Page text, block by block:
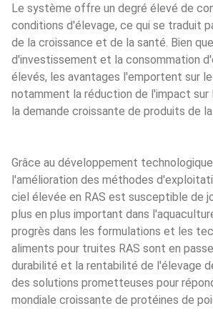
Le système offre un degré élevé de
conditions d'élevage, ce qui se traduit
de la croissance et de la santé. Bien
d'investissement et la consommation
élevés, les avantages l'emportent sur
notamment la réduction de l'impact sur
la demande croissante de produits de
Grâce au développement
l'amélioration des méthodes
ciel élevée en RAS est susceptible de
plus en plus important dans
progrès dans les formulations et les
aliments pour truites RAS sont en
durabilité et la rentabilité de l'élevage
des solutions prometteuses pour
mondiale croissante de protéines de